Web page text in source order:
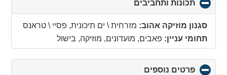
תכונות ותחביבים
to
collapse
סגנון מוזיקה אהוב: מזרחית \ ים תיכונית, פסיי \ טראנס
תחומי עניין: פאבים, מועדונים, מוזיקה, בישול
פרטים נוספים